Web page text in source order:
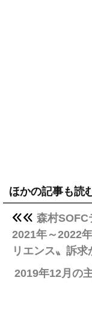
ほかの記事も読
森村SOFC
2021年～2022
リエンス〟訴求
2019年12月の